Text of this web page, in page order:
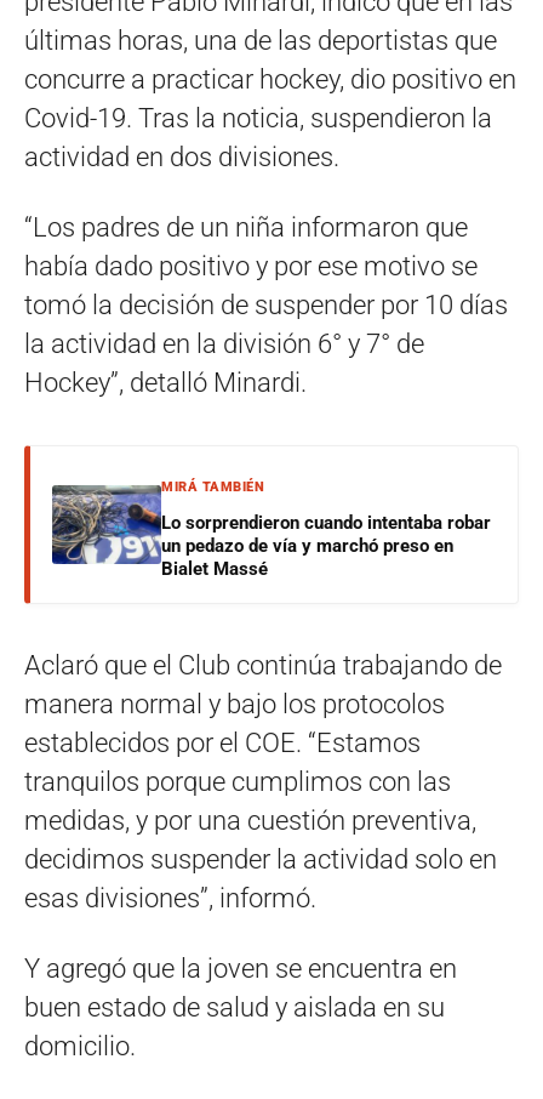
últimas horas, una de las deportistas que
concurre a practicar hockey, dio positivo en
Covid-19. Tras la noticia, suspendieron la
actividad en dos divisiones.
“Los padres de un niña informaron que
había dado positivo y por ese motivo se
tomó la decisión de suspender por 10 días
la actividad en la división 6° y 7° de
Hockey”, detalló Minardi.
MIRÁ TAMBIÉN
Lo sorprendieron cuando intentaba robar
un pedazo de vía y marchó preso en
Bialet Massé
Aclaró que el Club continúa trabajando de
manera normal y bajo los protocolos
establecidos por el COE. “Estamos
tranquilos porque cumplimos con las
medidas, y por una cuestión preventiva,
decidimos suspender la actividad solo en
esas divisiones”, informó.
Y agregó que la joven se encuentra en
buen estado de salud y aislada en su
domicilio.